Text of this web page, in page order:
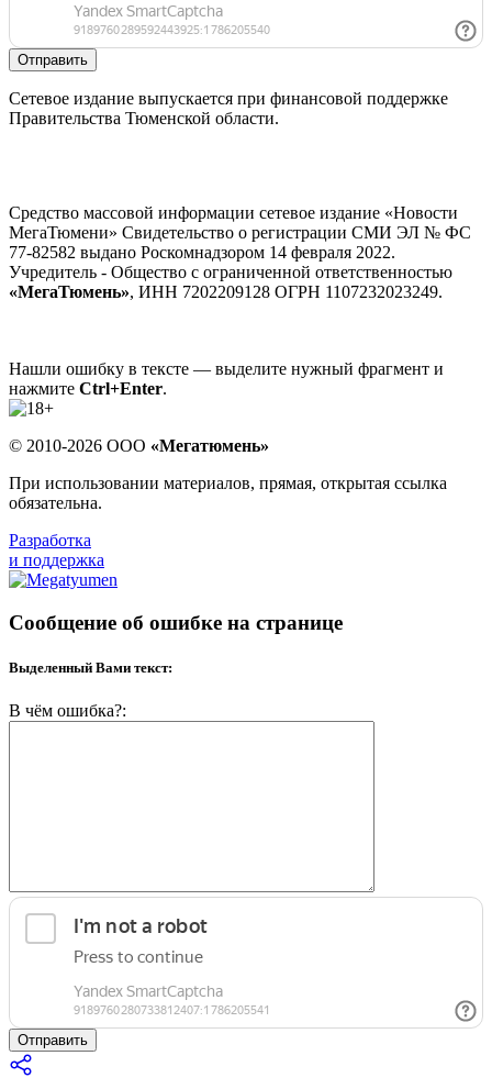
Отправить
Сетевое издание выпускается при финансовой поддержке
Правительства Тюменской области.
Средство массовой информации сетевое издание «Новости
МегаТюмени» Свидетельство о регистрации СМИ ЭЛ № ФС
77-82582 выдано Роскомнадзором 14 февраля 2022.
Учредитель - Общество с ограниченной ответственностью
«МегаТюмень», ИНН 7202209128 ОГРН 1107232023249.
Нашли ошибку в тексте — выделите нужный фрагмент и
нажмите Ctrl+Enter.
© 2010-2026 ООО «Мегатюмень»
При использовании материалов, прямая, открытая ссылка
обязательна.
Разработка
и поддержка
Сообщение об ошибке на странице
Выделенный Вами текст:
В чём ошибка?:
Отправить